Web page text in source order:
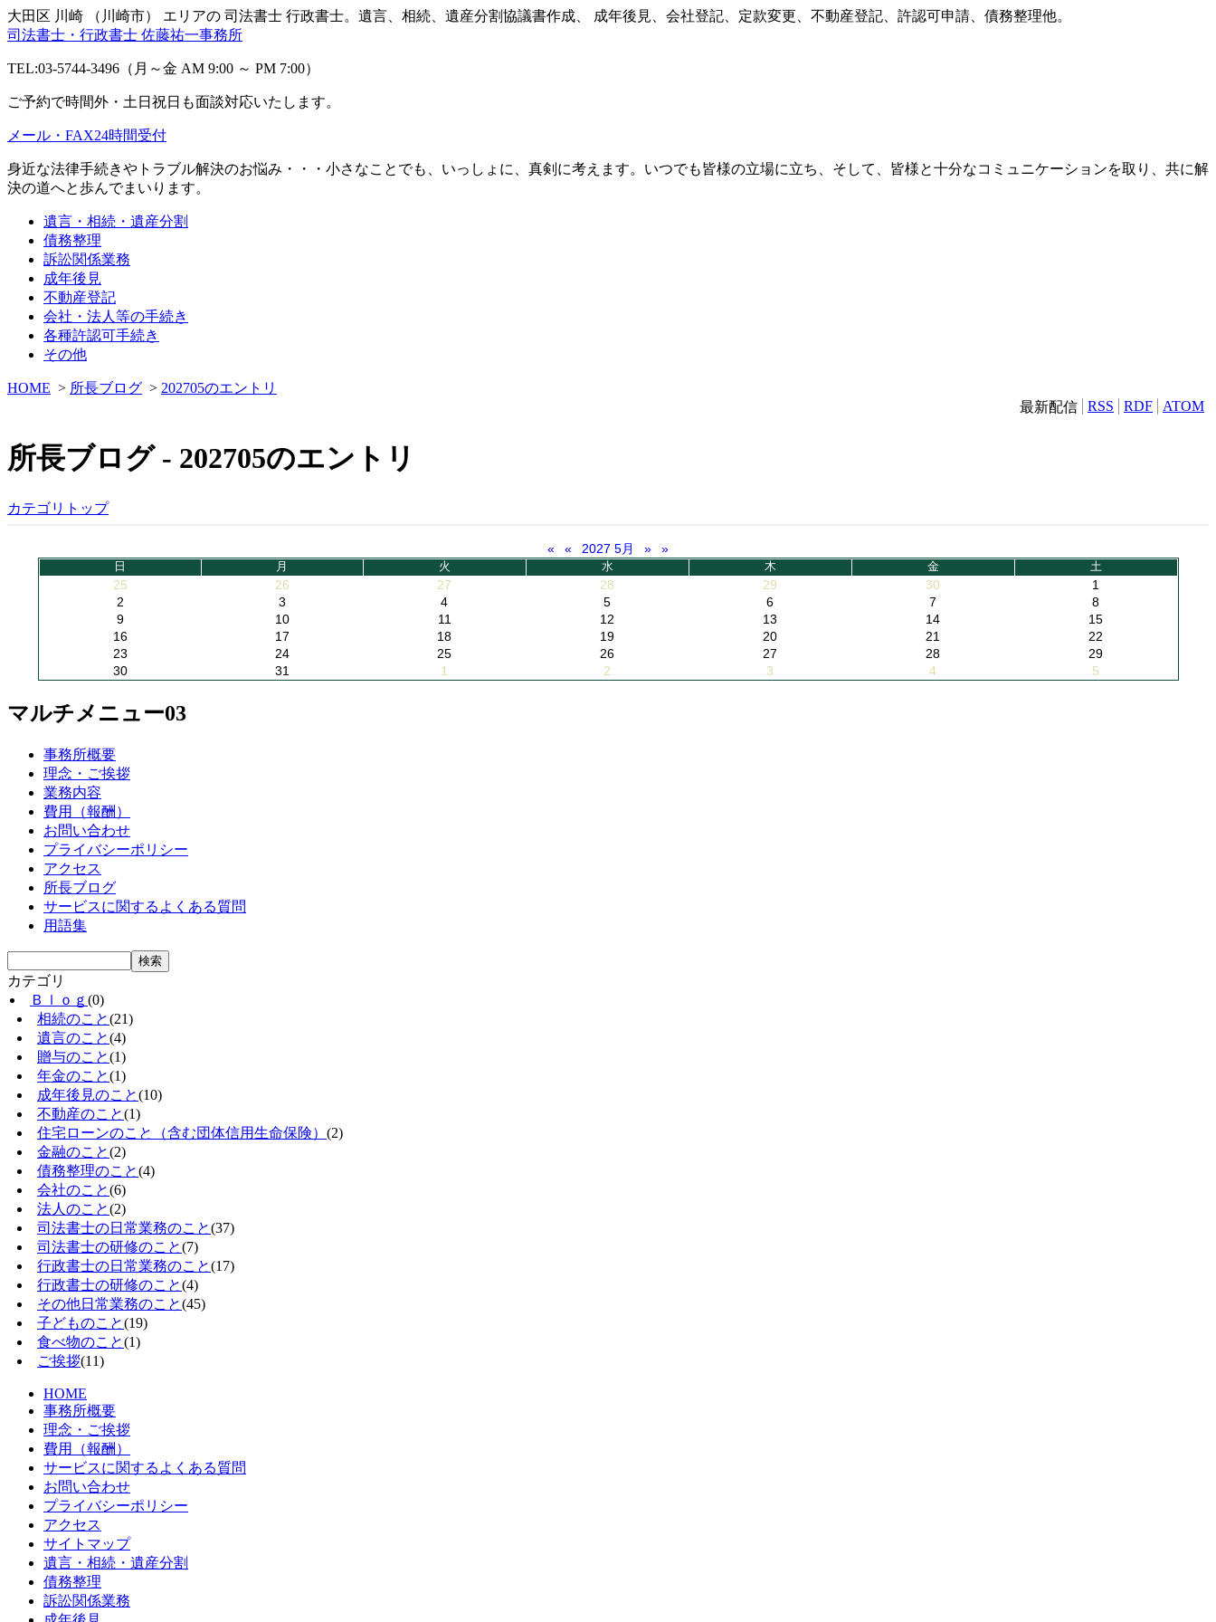
大田区 川崎 （川崎市） エリアの 司法書士 行政書士。遺言、相続、遺産分割協議書作成、 成年後見、会社登記、定款変更、不動産登記、許認可申請、債務整理他。
司法書士・行政書士 佐藤祐一事務所
TEL:03-5744-3496（月～金 AM 9:00 ～ PM 7:00）
ご予約で時間外・土日祝日も面談対応いたします。
メール・FAX24時間受付
身近な法律手続きやトラブル解決のお悩み・・・小さなことでも、いっしょに、真剣に考えます。いつでも皆様の立場に立ち、そして、皆様と十分なコミュニケーションを取り、共に解
決の道へと歩んでまいります。
遺言・相続・遺産分割
債務整理
訴訟関係業務
成年後見
不動産登記
会社・法人等の手続き
各種許認可手続き
その他
HOME > 所長ブログ > 202705のエントリ
最新配信
RSS RDF ATOM
所長ブログ - 202705のエントリ
カテゴリトップ
« « 2027 5月 » »
日 月 火 水 木 金 土
25 26 27 28 29 30
1
2
3 4 5 6 7
8
9
10 11 12 13 14
15
16
17 18 19 20 21
22
23
24 25 26 27 28
29
30
31 1 2 3 4 5
マルチメニュー03
事務所概要
理念・ご挨拶
業務内容
費用（報酬）
お問い合わせ
プライバシーポリシー
アクセス
所長ブログ
サービスに関するよくある質問
用語集
カテゴリ
Ｂｌｏｇ (0)
相続のこと(21)
遺言のこと(4)
贈与のこと(1)
年金のこと(1)
成年後見のこと(10)
不動産のこと(1)
住宅ローンのこと（含む団体信用生命保険） (2)
金融のこと(2)
債務整理のこと(4)
会社のこと(6)
法人のこと(2)
司法書士の日常業務のこと(37)
司法書士の研修のこと(7)
行政書士の日常業務のこと(17)
行政書士の研修のこと(4)
その他日常業務のこと(45)
子どものこと(19)
食べ物のこと(1)
ご挨拶(11)
HOME
事務所概要
理念・ご挨拶
費用（報酬）
サービスに関するよくある質問
お問い合わせ
プライバシーポリシー
アクセス
サイトマップ
遺言・相続・遺産分割
債務整理
訴訟関係業務